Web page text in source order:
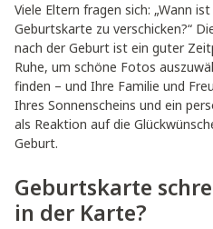
Viele Eltern fragen sich: „Wann
Geburtskarte zu verschicken?“
nach der Geburt ist ein guter
Ruhe, um schöne Fotos
finden – und Ihre Familie und
Ihres Sonnenscheins und ein
als Reaktion auf die
Geburt.
Geburtskarte
in der Karte?